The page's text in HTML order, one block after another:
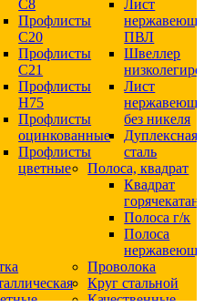
С8
Профлисты
С20
Профлисты
C21
Профлисты
Н75
Профлисты
оцинкованные
Профлисты
цветные
Лист
ПВЛ
Швеллер
Лист
без никеля
Дуплексная
сталь
Полоса, квадрат
Квадрат
Полоса г/к
Полоса
Проволока
Круг стальной
Качественные